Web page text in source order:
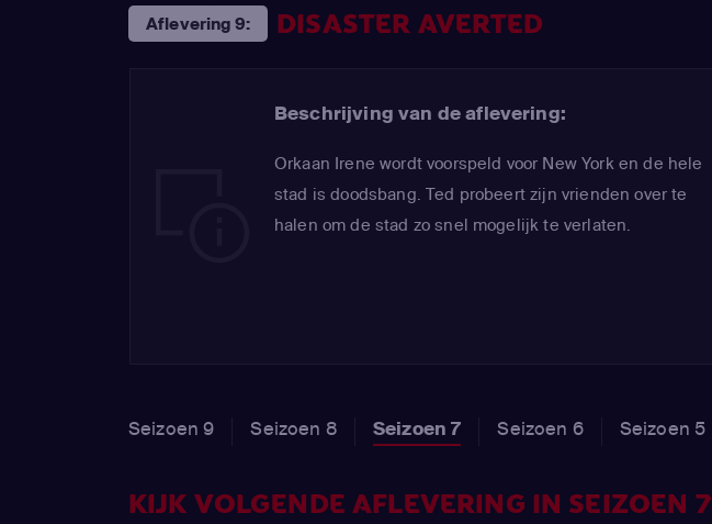
Aflevering 9: DISASTER AVERTED
Beschrijving van de aflevering:
Orkaan Irene wordt voorspeld voor New York en de hele
stad is doodsbang. Ted probeert zijn vrienden over te
halen om de stad zo snel mogelijk te verlaten.
Seizoen 9 Seizoen 8 Seizoen 7 Seizoen 6 Seizoen 5
KIJK VOLGENDE AFLEVERING IN SEIZOEN 7